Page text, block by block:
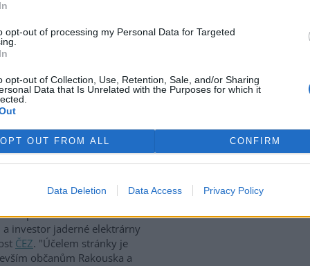
opt-out of processing my Personal Data for Targeted
opt-out of Collection, Use, Retention, Sale, and/or Sharing
Data that Is Unrelated with the Purposes for which it
OPT OUT FROM ALL CONFIRM
Data Deletion Data Access Privacy Policy
Nebesář.
situace
(
dopravní situace na
Orlicí a Třebechovicemi
silnic a dálnic
o Temelínu
a Německa získávat
na speciální internetové
investor jaderné elektrárny
ČEZ. "Účelem stránky je
občanům Rakouska a